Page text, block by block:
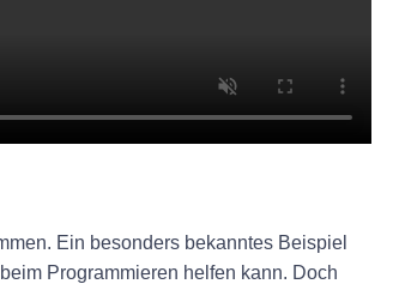
Ein besonders bekanntes Beispiel
Programmieren helfen kann. Doch